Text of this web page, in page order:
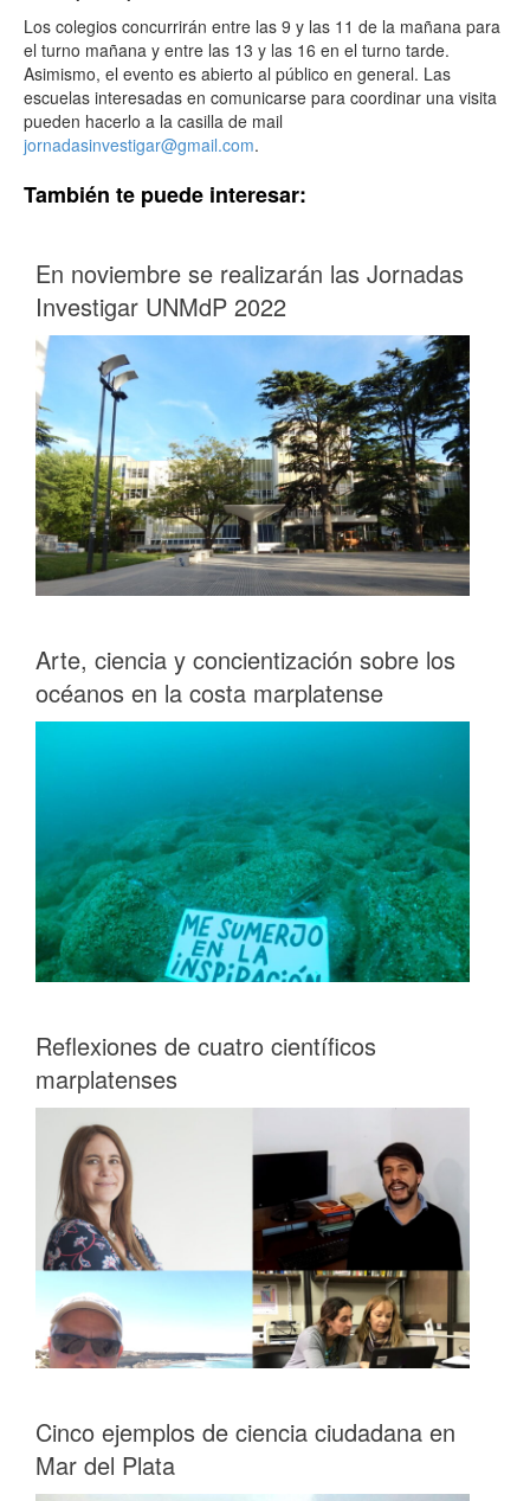
Los colegios concurrirán entre las 9 y las 11 de la mañana para
el turno mañana y entre las 13 y las 16 en el turno tarde.
Asimismo, el evento es abierto al público en general. Las
escuelas interesadas en comunicarse para coordinar una visita
pueden hacerlo a la casilla de mail
jornadasinvestigar@gmail.com.
También te puede interesar:
En noviembre se realizarán las Jornadas
Investigar UNMdP 2022
Arte, ciencia y concientización sobre los
océanos en la costa marplatense
Reflexiones de cuatro científicos
marplatenses
Cinco ejemplos de ciencia ciudadana en
Mar del Plata